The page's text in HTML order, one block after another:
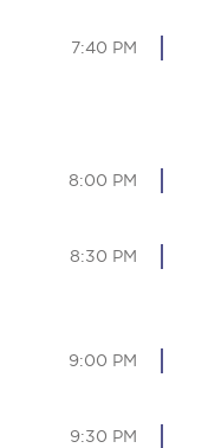
7:40 PM
8:00 PM
8:30 PM
9:00 PM
9:30 PM